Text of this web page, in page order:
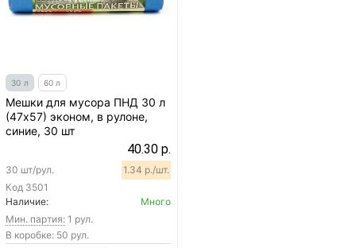
30 л 60 л
Мешки для мусора ПНД 30 л
(47х57) эконом, в рулоне,
синие, 30 шт
40.30 р.
Код 3501
30 шт/рул. 1.34 р./шт.
Наличие:
Много
Мин. партия: 1 рул.
В коробке: 50 рул.